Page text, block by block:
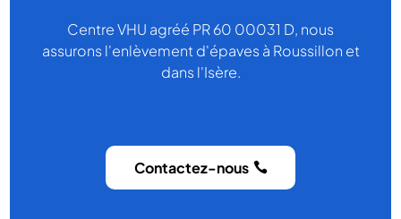
Centre VHU agréé PR 60 00031 D, nous
assurons l'enlèvement d'épaves à Roussillon et
dans l'Isère.
Contactez-nous